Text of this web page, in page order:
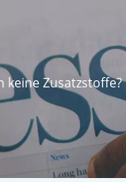
keine Zusatzstoffe?